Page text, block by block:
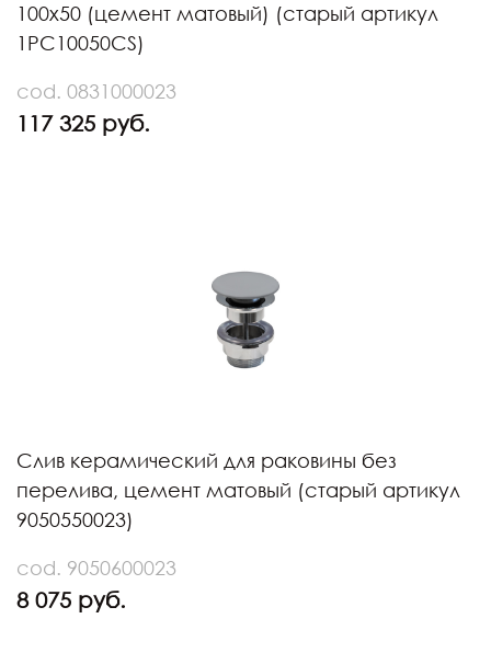
100x50 (цемент матовый) (старый артикул
1PC10050CS)
cod. 0831000023
117 325 руб.
Слив керамический для раковины без
перелива, цемент матовый (старый артикул
9050550023)
cod. 9050600023
8 075 руб.